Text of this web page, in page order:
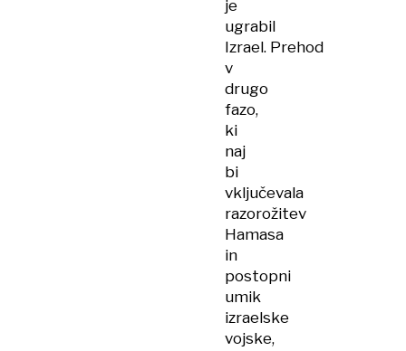
je
ugrabil
Izrael. Prehod
v
drugo
fazo,
ki
naj
bi
vključevala
razorožitev
Hamasa
in
postopni
umik
izraelske
vojske,